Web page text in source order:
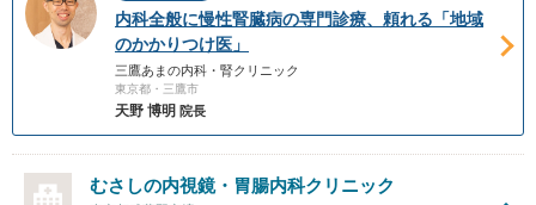
内科全般に慢性腎臓病の専門診療、頼れる「地域
のかかりつけ医」
三鷹あまの内科・腎クリニック
東京都・三鷹市
天野 博明 院長
むさしの内視鏡・胃腸内科クリニック